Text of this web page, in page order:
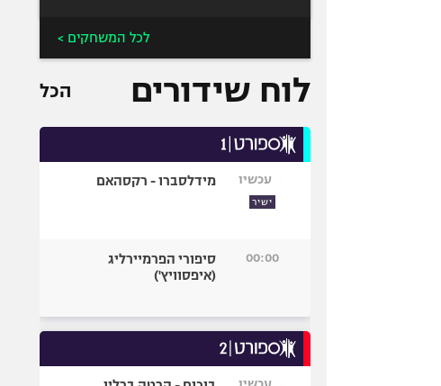
לכל המשחקים >
לוח שידורים הכל
עכשיו
ישיר
מידלסברו - רקסהאם
00:00
סיפורי הפרמיירליג
(איפסוויץ')